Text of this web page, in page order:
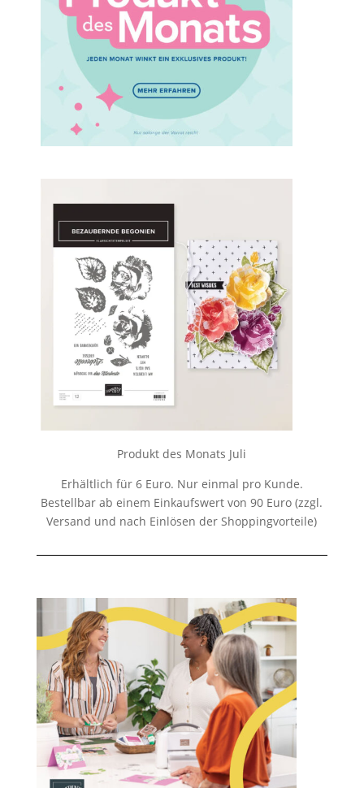
Produkt des Monats Juli
Erhältlich für 6 Euro. Nur einmal pro Kunde.
Bestellbar ab einem Einkaufswert von 90 Euro (zzgl.
Versand und nach Einlösen der Shoppingvorteile)